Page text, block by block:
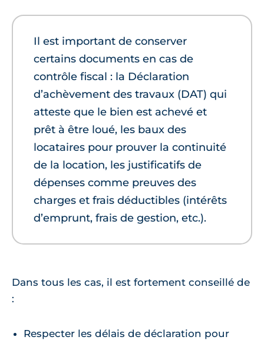
Il est important de conserver
certains documents en cas de
contrôle fiscal : la Déclaration
d’achèvement des travaux (DAT) qui
atteste que le bien est achevé et
prêt à être loué, les baux des
locataires pour prouver la continuité
de la location, les justificatifs de
dépenses comme preuves des
charges et frais déductibles (intérêts
d’emprunt, frais de gestion, etc.).
Dans tous les cas, il est fortement conseillé de
:
Respecter les délais de déclaration pour